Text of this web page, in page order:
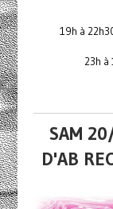
19h à
23h à
SAM
D'AB